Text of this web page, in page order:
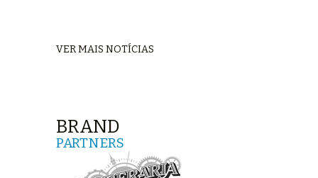
VER MAIS NOTÍCIAS
BRAND
PARTNERS